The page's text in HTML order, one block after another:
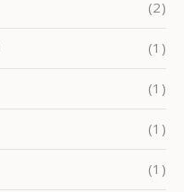
(2)
(1)
(1)
(1)
(1)